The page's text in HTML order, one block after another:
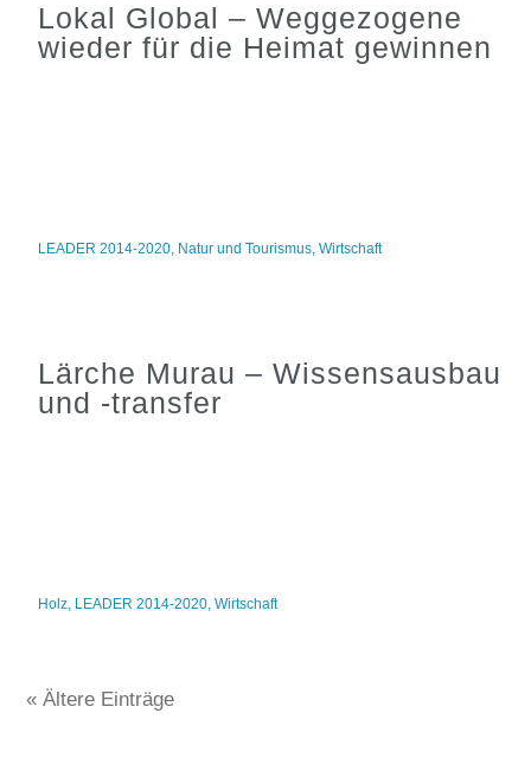
Lokal Global – Weggezogene
wieder für die Heimat gewinnen
LEADER 2014-2020, Natur und Tourismus,Wirtschaft
Lärche Murau – Wissensausbau
und -transfer
Holz, LEADER 2014-2020,Wirtschaft
« Ältere Einträge